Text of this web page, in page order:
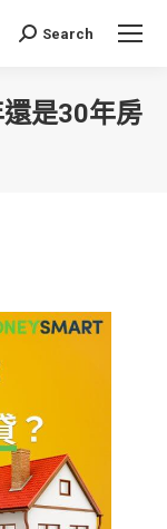
Search:
Search
是30年房